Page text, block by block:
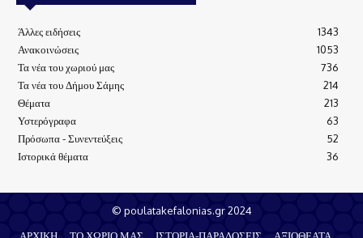
Άλλες ειδήσεις
1343
Ανακοινώσεις
1053
Τα νέα του χωριού μας
736
Τα νέα του Δήμου Σάμης
214
Θέματα
213
Υστερόγραφα
63
Πρόσωπα - Συνεντεύξεις
52
Ιστορικά θέματα
36
© poulatakefalonias.gr 2024